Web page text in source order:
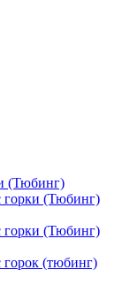
(Тюбинг)
горки (Тюбинг)
горки (Тюбинг)
горок (тюбинг)